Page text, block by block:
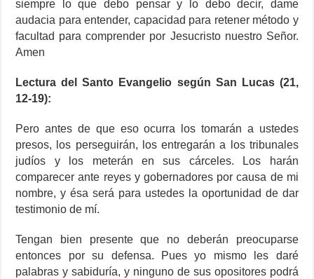
siempre lo que debo pensar y lo debo decir, dame
audacia para entender, capacidad para retener método y
facultad para comprender por Jesucristo nuestro Señor.
Amen
Lectura del Santo Evangelio según San Lucas (21,
12-19):
Pero antes de que eso ocurra los tomarán a ustedes
presos, los perseguirán, los entregarán a los tribunales
judíos y los meterán en sus cárceles. Los harán
comparecer ante reyes y gobernadores por causa de mi
nombre, y ésa será para ustedes la oportunidad de dar
testimonio de mí.
Tengan bien presente que no deberán preocuparse
entonces por su defensa. Pues yo mismo les daré
palabras y sabiduría, y ninguno de sus opositores podrá